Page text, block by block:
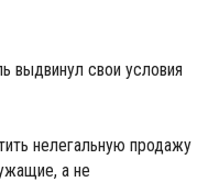
выдвинул свои условия
нелегальную продажу
а не